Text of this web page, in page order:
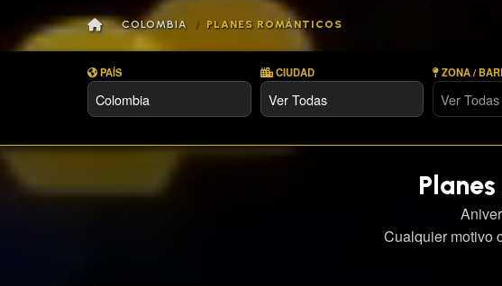
COLOMBIA PLANES ROMÁNTICOS
PAÍS CIUDAD ZONA /
Cualquier motivo